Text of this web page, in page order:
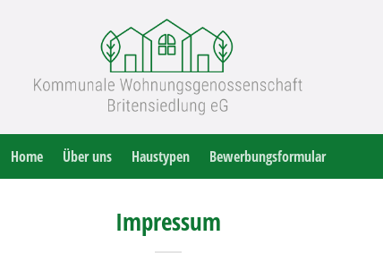
Home Über uns Haustypen Bewerbungsformular
Impressum